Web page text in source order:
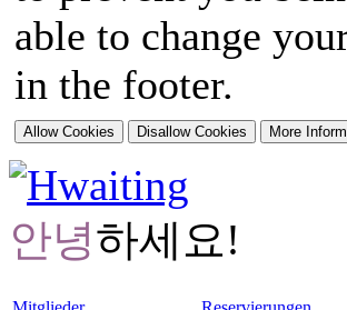
able to change
in the footer.
안녕하세요!